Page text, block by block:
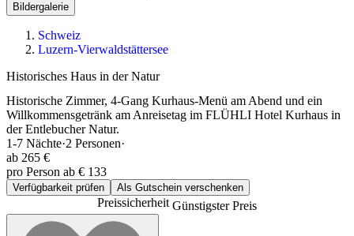
Bildergalerie
Schweiz
Luzern-Vierwaldstättersee
Historisches Haus in der Natur
Historische Zimmer, 4-Gang Kurhaus-Menü am Abend und ein
Willkommensgetränk am Anreisetag im FLÜHLI Hotel Kurhaus in
der Entlebucher Natur.
1-7 Nächte·2 Personen·
ab 265 €
pro Person ab € 133
Verfügbarkeit prüfen Als Gutschein verschenken
PreissicherheitGünstigster Preis